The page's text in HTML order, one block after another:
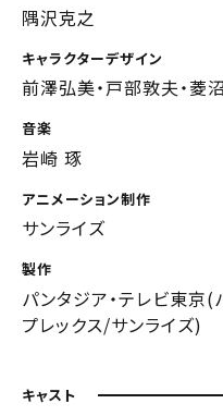
隅沢克之
キャラクターデザイン
前澤弘美・戸部敦夫・菱
音楽
岩崎 琢
アニメーション制作
サンライズ
製作
パンタジア・テレビ東京
プレックス/サンライズ)
キャスト